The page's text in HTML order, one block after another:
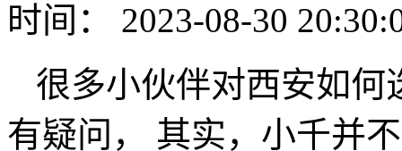
时间： 2023-08-30
很多小伙伴对西安如何
有疑问， 其实，小千并